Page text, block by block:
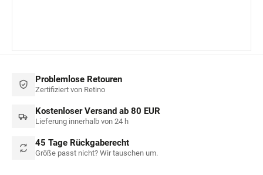
Problemlose Retouren
Zertifiziert von Retino
Kostenloser Versand ab 80 EUR
Lieferung innerhalb von 24 h
45 Tage Rückgaberecht
Größe passt nicht? Wir tauschen um.